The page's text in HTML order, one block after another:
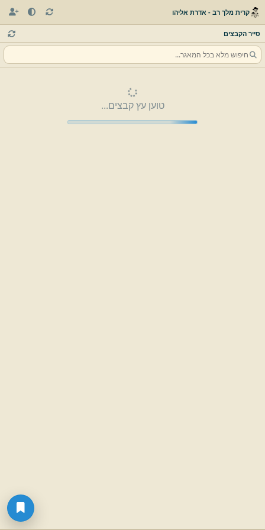
קרית מלך רב - אדרת אליהו
סייר הקבצים
טוען עץ קבצים...